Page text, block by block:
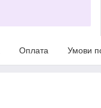
Оплата Умови